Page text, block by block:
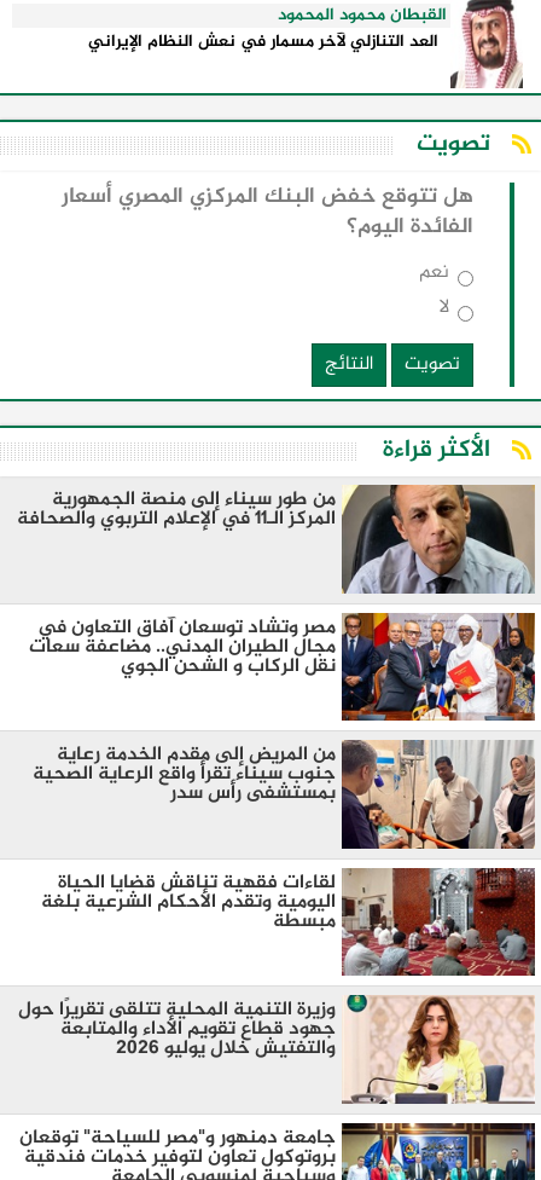
القبطان محمود المحمود
العد التنازلي لآخر مسمار في نعش النظام الإيراني
تصويت
هل تتوقع خفض البنك المركزي المصري أسعار
الفائدة اليوم؟
نعم
لا
تصويت
النتائج
الأكثر قراءة
من طور سيناء إلى منصة الجمهورية
المركز الـ11 في الإعلام التربوي والصحافة
مصر وتشاد توسعان آفاق التعاون في
مجال الطيران المدني.. مضاعفة سعات
نقل الركاب و الشحن الجوي
من المريض إلى مقدم الخدمة رعاية
جنوب سيناء تقرأ واقع الرعاية الصحية
بمستشفى رأس سدر
لقاءات فقهية تناقش قضايا الحياة
اليومية وتقدم الأحكام الشرعية بلغة
مبسطة
وزيرة التنمية المحلية تتلقى تقريرًا حول
جهود قطاع تقويم الأداء والمتابعة
والتفتيش خلال يوليو 2026
جامعة دمنهور و"مصر للسياحة" توقعان
بروتوكول تعاون لتوفير خدمات فندقية